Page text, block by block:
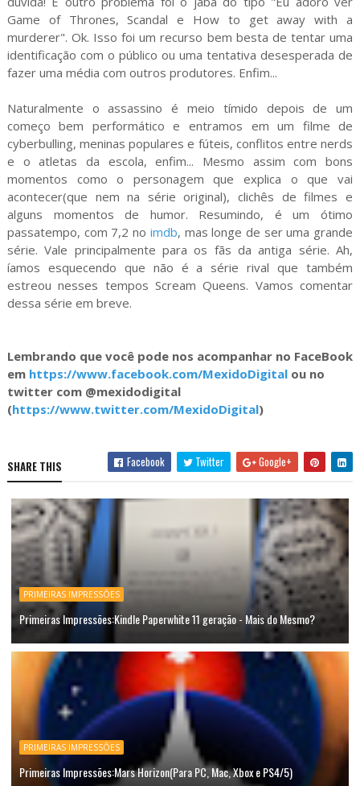
Game of Thrones, Scandal e How to get away with a
murderer". Ok. Isso foi um recurso bem besta de tentar uma
identificação com o público ou uma tentativa desesperada de
fazer uma média com outros produtores. Enfim...
Naturalmente o assassino é meio tímido depois de um
começo bem performático e entramos em um filme de
cyberbulling, meninas populares e fúteis, conflitos entre nerds
e o atletas da escola, enfim... Mesmo assim com bons
momentos como o personagem que explica o que vai
acontecer(que nem na série original), clichês de filmes e
alguns momentos de humor. Resumindo, é um ótimo
passatempo, com 7,2 no imdb, mas longe de ser uma grande
série. Vale principalmente para os fãs da antiga série. Ah,
íamos esquecendo que não é a série rival que também
estreou nesses tempos Scream Queens. Vamos comentar
dessa série em breve.
Lembrando que você pode nos acompanhar no FaceBook
em https://www.facebook.com/MexidoDigitalou no
twitter com @mexidodigital
(https://www.twitter.com/MexidoDigital)
SHARE THIS Facebook Twitter Google+
PRIMEIRAS IMPRESSÕES
Primeiras Impressões:Kindle Paperwhite 11 geração - Mais do Mesmo?
PRIMEIRAS IMPRESSÕES
Primeiras Impressões:Mars Horizon(Para PC, Mac, Xbox e PS4/5)